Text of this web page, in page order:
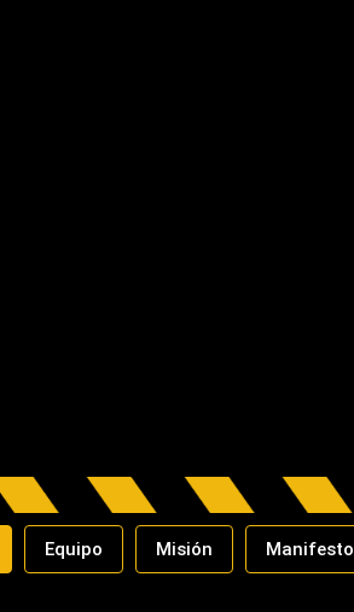
Equipo Misión Manifesto